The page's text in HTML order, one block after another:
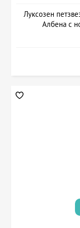
Луксозен
Албена с